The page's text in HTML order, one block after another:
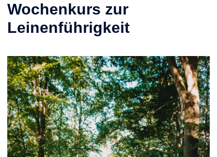
Wochenkurs zur
Leinenführigkeit